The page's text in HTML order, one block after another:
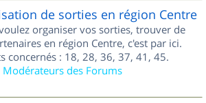
de sorties en région Centre
organiser vos sorties, trouver de
en région Centre, c'est par ici.
concernés : 18, 28, 36, 37, 41, 45.
Modérateurs des Forums